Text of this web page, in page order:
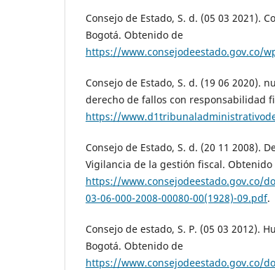
Consejo de Estado, S. d. (05 03 2021).
Bogotá. Obtenido de
https://www.consejodeestado.gov.co/
Consejo de Estado, S. d. (19 06 2020).
derecho de fallos con responsabilidad
https://
Consejo de Estado, S. d. (20 11 2008).
Vigilancia de la gestión fiscal. Obtenido
https://www.consejodeestado.gov.co/
03-06-000-2008-00080-00(1928)-09.pdf.
Consejo de estado, S. P. (05 03 2012).
Bogotá. Obtenido de
https://www.consejodeestado.gov.co/